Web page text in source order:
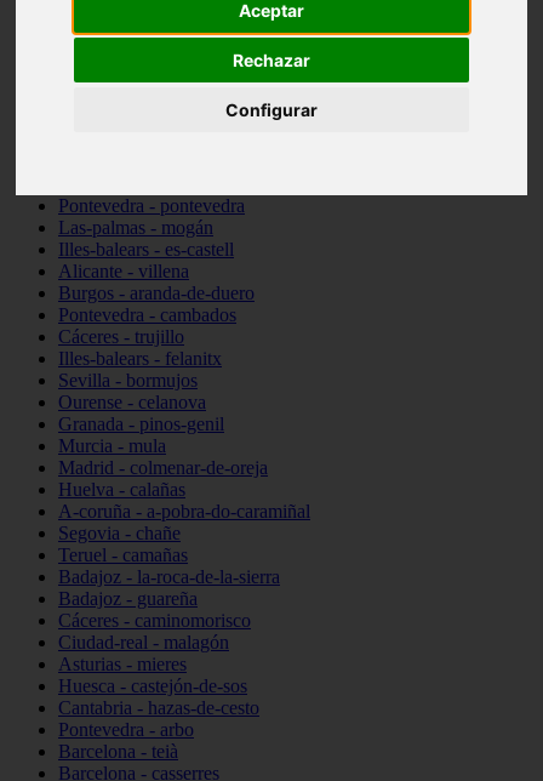
Aceptar
Rechazar
Configurar
Castellón - peñíscola
Illes-balears - sant-josep-de-sa-talaia
Pontevedra - pontevedra
Las-palmas - mogán
Illes-balears - es-castell
Alicante - villena
Burgos - aranda-de-duero
Pontevedra - cambados
Cáceres - trujillo
Illes-balears - felanitx
Sevilla - bormujos
Ourense - celanova
Granada - pinos-genil
Murcia - mula
Madrid - colmenar-de-oreja
Huelva - calañas
A-coruña - a-pobra-do-caramiñal
Segovia - chañe
Teruel - camañas
Badajoz - la-roca-de-la-sierra
Badajoz - guareña
Cáceres - caminomorisco
Ciudad-real - malagón
Asturias - mieres
Huesca - castejón-de-sos
Cantabria - hazas-de-cesto
Pontevedra - arbo
Barcelona - teià
Barcelona - casserres